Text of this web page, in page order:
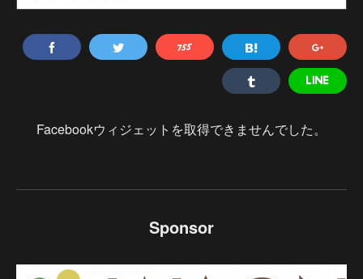
Facebookウィジェットを取得できませんでした。
Sponsor